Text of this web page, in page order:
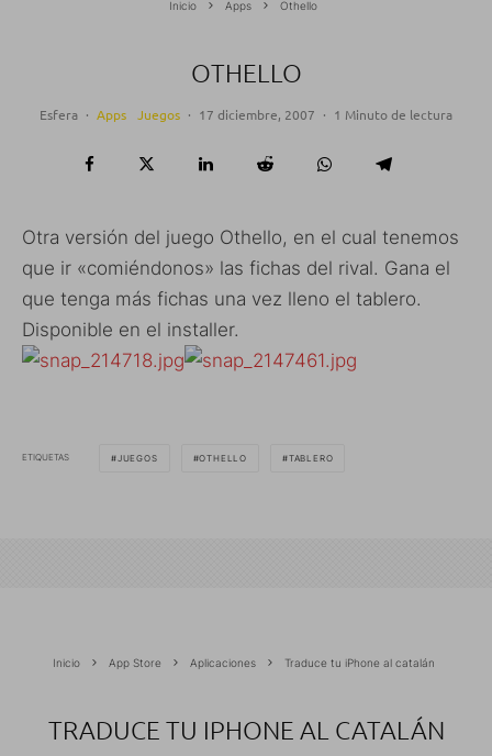
Inicio Apps Othello
OTHELLO
Esfera · Apps Juegos · 17 diciembre, 2007 · 1 Minuto de lectura
Otra versión del juego Othello, en el cual tenemos
que ir «comiéndonos» las fichas del rival. Gana el
que tenga más fichas una vez lleno el tablero.
Disponible en el installer.
ETIQUETAS JUEGOS OTHELLO TABLERO
Inicio App Store Aplicaciones Traduce tu iPhone al catalán
TRADUCE TU IPHONE AL CATALÁN